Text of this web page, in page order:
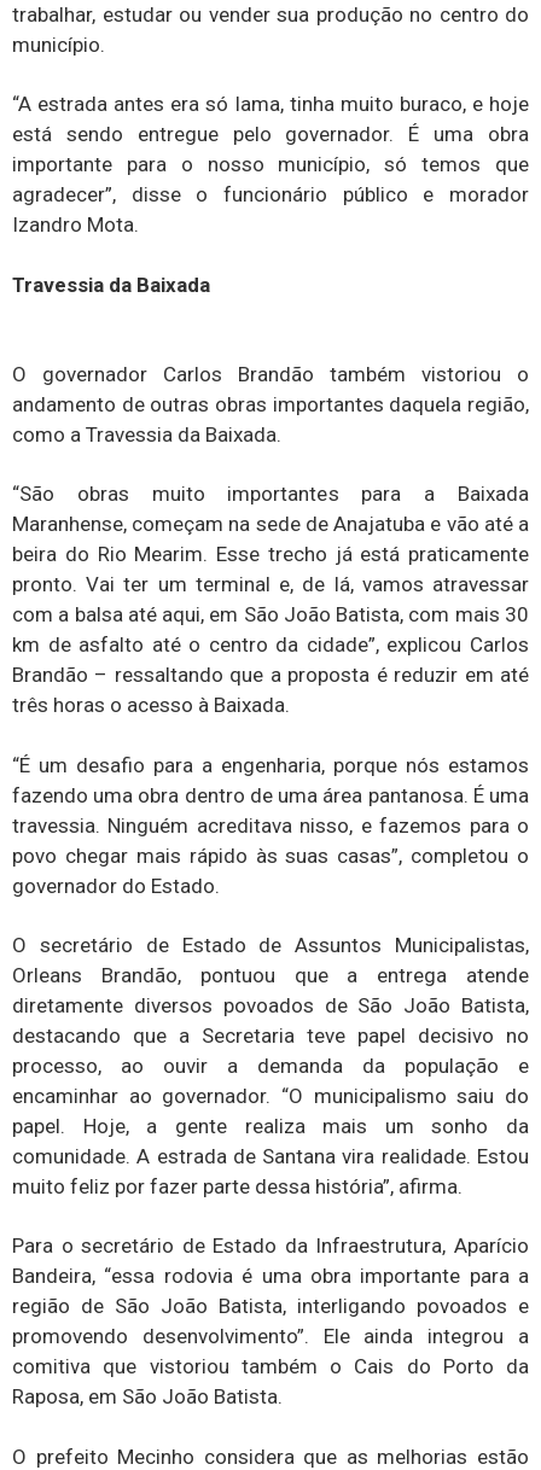
trabalhar, estudar ou vender sua produção no centro do
município.
“A estrada antes era só lama, tinha muito buraco, e hoje
está sendo entregue pelo governador. É uma obra
importante para o nosso município, só temos que
agradecer”, disse o funcionário público e morador
Izandro Mota.
Travessia da Baixada
O governador Carlos Brandão também vistoriou o
andamento de outras obras importantes daquela região,
como a Travessia da Baixada.
“São obras muito importantes para a Baixada
Maranhense, começam na sede de Anajatuba e vão até a
beira do Rio Mearim. Esse trecho já está praticamente
pronto. Vai ter um terminal e, de lá, vamos atravessar
com a balsa até aqui, em São João Batista, com mais 30
km de asfalto até o centro da cidade”, explicou Carlos
Brandão – ressaltando que a proposta é reduzir em até
três horas o acesso à Baixada.
“É um desafio para a engenharia, porque nós estamos
fazendo uma obra dentro de uma área pantanosa. É uma
travessia. Ninguém acreditava nisso, e fazemos para o
povo chegar mais rápido às suas casas”, completou o
governador do Estado.
O secretário de Estado de Assuntos Municipalistas,
Orleans Brandão, pontuou que a entrega atende
diretamente diversos povoados de São João Batista,
destacando que a Secretaria teve papel decisivo no
processo, ao ouvir a demanda da população e
encaminhar ao governador. “O municipalismo saiu do
papel. Hoje, a gente realiza mais um sonho da
comunidade. A estrada de Santana vira realidade. Estou
muito feliz por fazer parte dessa história”, afirma.
Para o secretário de Estado da Infraestrutura, Aparício
Bandeira, “essa rodovia é uma obra importante para a
região de São João Batista, interligando povoados e
promovendo desenvolvimento”. Ele ainda integrou a
comitiva que vistoriou também o Cais do Porto da
Raposa, em São João Batista.
O prefeito Mecinho considera que as melhorias estão